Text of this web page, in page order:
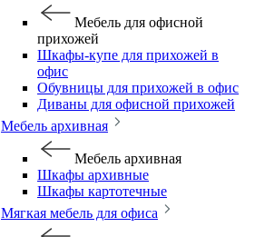
Мебель для офисной
прихожей
Шкафы-купе для прихожей в
офис
Обувницы для прихожей в офис
Диваны для офисной прихожей
Мебель архивная
Мебель архивная
Шкафы архивные
Шкафы картотечные
Мягкая мебель для офиса